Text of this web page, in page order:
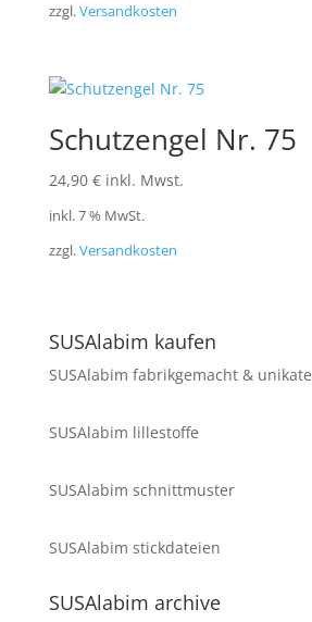
zzgl.Versandkosten
Schutzengel Nr. 75
24,90 € inkl. Mwst.
inkl. 7 % MwSt.
zzgl.Versandkosten
SUSAlabim kaufen
SUSAlabim fabrikgemacht & unikate
SUSAlabim lillestoffe
SUSAlabim schnittmuster
SUSAlabim stickdateien
SUSAlabim archive